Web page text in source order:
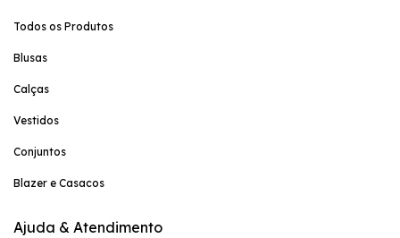
Todos os Produtos
Blusas
Calças
Vestidos
Conjuntos
Blazer e Casacos
Ajuda & Atendimento